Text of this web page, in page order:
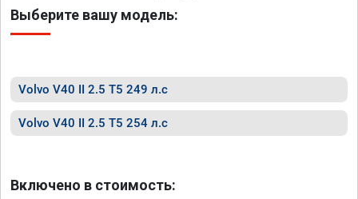
Выберите вашу модель:
Volvo V40 II 2.5 T5 249 л.с
Volvo V40 II 2.5 T5 254 л.с
Включено в стоимость: